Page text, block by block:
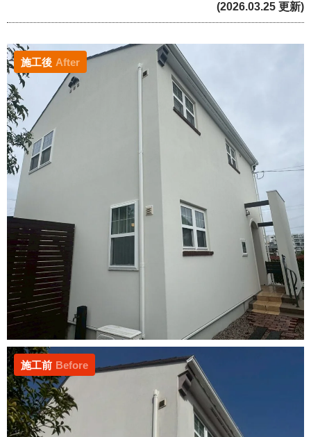
(2026.03.25 更新)
施工後 After
施工前 Before